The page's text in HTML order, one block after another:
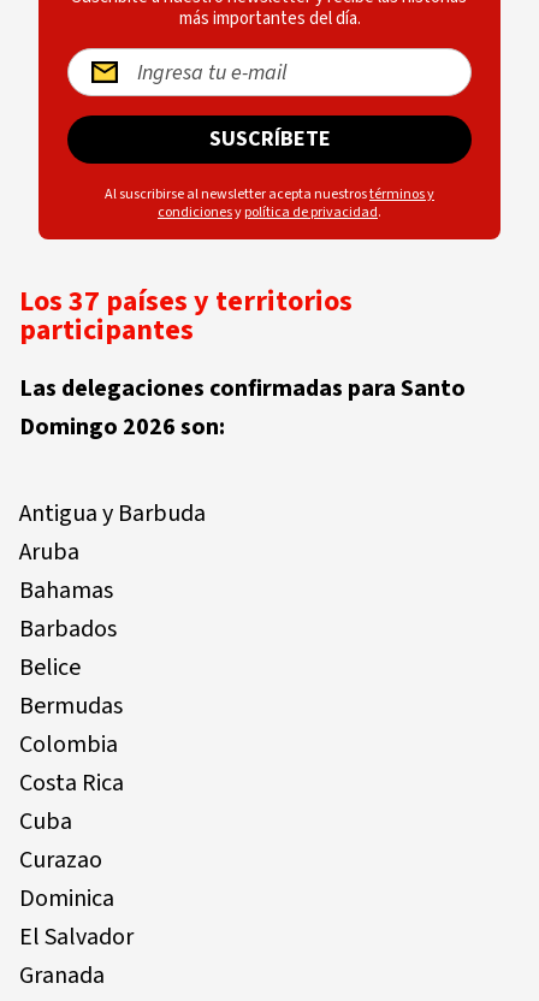
más importantes del día.
SUSCRÍBETE
Al suscribirse al newsletter acepta nuestrostérminos y
condicionesypolítica de privacidad.
Los 37 países y territorios
participantes
Las delegaciones confirmadas para Santo
Domingo 2026 son:
Antigua y Barbuda
Aruba
Bahamas
Barbados
Belice
Bermudas
Colombia
Costa Rica
Cuba
Curazao
Dominica
El Salvador
Granada